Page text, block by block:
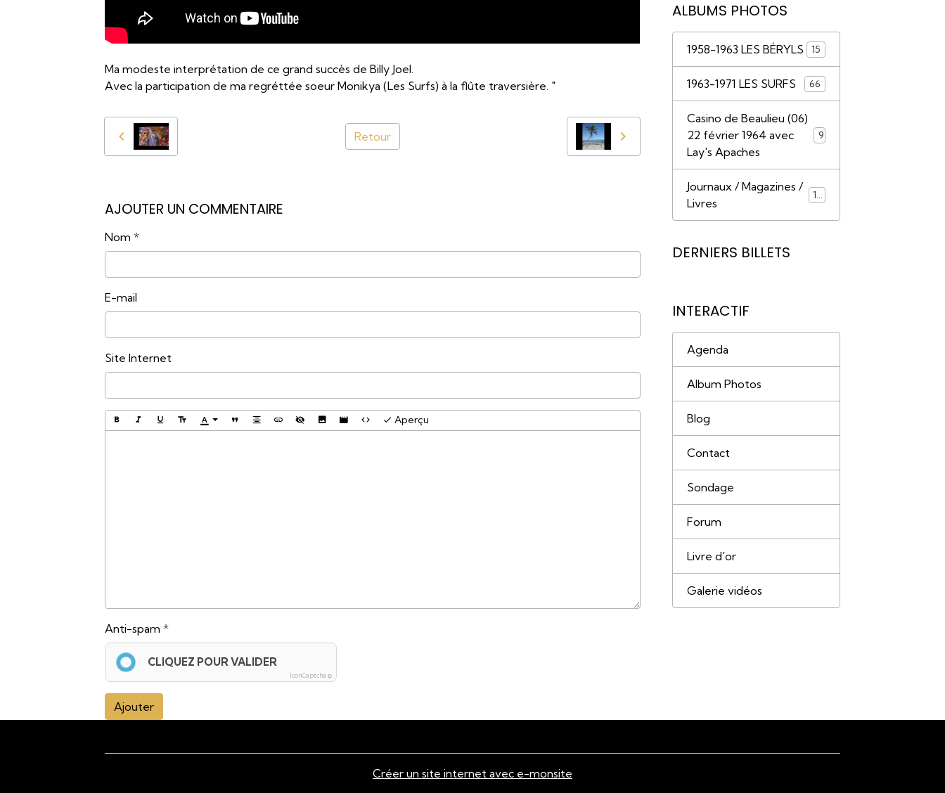
Ma modeste interprétation de ce grand succès de Billy Joel.
Avec la participation de ma regréttée soeur Monikya (Les Surfs) à la flûte traversière. "
Retour
AJOUTER UN COMMENTAIRE
Nom
E-mail
Site Internet
Aperçu
Anti-spam
CLIQUEZ POUR VALIDER
IconCaptcha ©
Ajouter
ALBUMS PHOTOS
1958-1963 LES BÉRYLS 15
1963-1971 LES SURFS 66
Casino de Beaulieu (06)
22 février 1964 avec
Lay's Apaches
Journaux / Magazines /
Livres
18
DERNIERS BILLETS
INTERACTIF
Agenda
Album Photos
Blog
Contact
Sondage
Forum
Livre d'or
Galerie vidéos
Créer un site internet avec e-monsite